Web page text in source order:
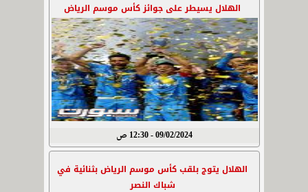
الهلال يسيطر على جوائز كأس موسم الرياض
09/02/2024 - 12:30 ص
الهلال يتوج بلقب كأس موسم الرياض بثنائية في
شباك النصر